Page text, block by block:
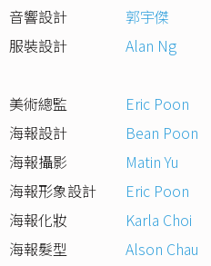
音響設計
郭宇傑
服裝設計
Alan Ng
美術總監
Eric Poon
海報設計
Bean Poon
海報攝影
Matin Yu
海報形象設計
Eric Poon
海報化妝
Karla Choi
海報髮型
Alson Chau